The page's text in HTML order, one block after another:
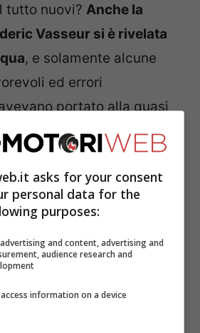
tutto nuovi? Anche la
Vasseur si è rivelata
, e solamente alcune
ed errori
portato alla quasi
costruttori lo scorso
perso per 14 punti.
ridotto alla condizione di
con il rischio di restare
Villeneuve
mai il
asks for your consent
personal data for the
purposes:
and content, advertising and
audience research and
information on a device